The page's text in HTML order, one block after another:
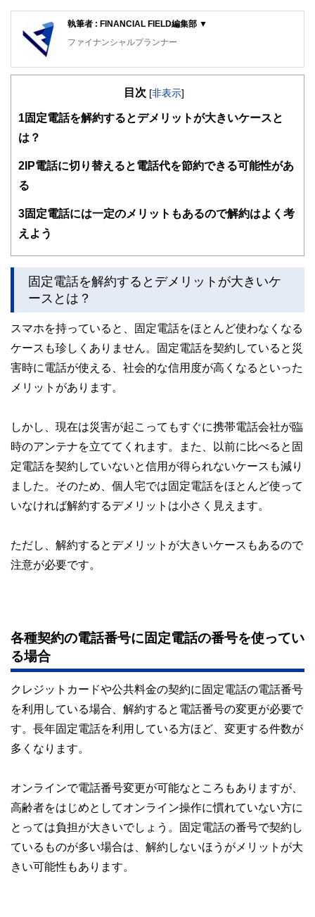
執筆者 : FINANCIAL FIELD編集部 ▼
ファイナンシャルプランナー
FinancialField編集部は、金融、経済に関する記事を、日々
知識がない方でも理解できるようわかりやすく発信していま
関わることで、読者目線のコンテンツを追求しています。
ドバイザー、DCプランナー、公認会計士、社会保険労務
をわかりやすく発信している点です。
このように編集経験豊富なメンバーと金融や経済に精通した
執筆者・監修者による執筆体制を築くことで、内容のわかり
な情報発信を実現しています。
私たちは、快適でより良い生活のアイデアを提供するお金の
コンシェルジュを目指します。
目次 [非表示]
1 固定電話を解約するとデメリットが大きいケースと
は？
2 IP電話に切り替えると電話代を節約できる可能性があ
る
3固定電話には一定のメリットもあるので解約はよく考
えよう
固定電話を解約するとデメリットが大きいケ
ースとは？
スマホを持っていると、固定電話をほとんど使わなくなる
ケースも珍しくありません。固定電話を契約していると災
害時に電話が使える、社会的な信用度が高くなるといった
メリットがあります。
しかし、現在は災害が起こってもすぐに携帯電話会社が臨
時のアンテナを立ててくれます。また、以前に比べると固
定電話を契約していないと信用が得られないケースも減り
ました。そのため、個人宅では固定電話をほとんど使って
いなければ解約するデメリットは小さく見えます。
ただし、解約するとデメリットが大きいケースもあるので
注意が必要です。
各種契約の電話番号に固定電話の番号を使ってい
る場合
クレジットカードや公共料金の契約に固定電話の電話番号
を利用している場合、解約すると電話番号の変更が必要で
す。長年固定電話を利用している方ほど、変更する件数が
多くなります。
オンラインで電話番号変更が可能なところもありますが、
高齢者をはじめとしてオンライン操作に慣れていない方に
とっては負担が大きいでしょう。固定電話の番号で契約し
ているものが多い場合は、解約しないほうがメリットが大
きい可能性もあります。